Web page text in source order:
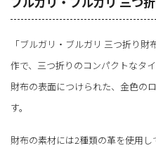
「ブルガリ・ブルガリ 三つ折り
作で、三つ折りのコンパクトなタイ
財布の表面につけられた、金色の
す。
財布の素材には2種類の革を使用し